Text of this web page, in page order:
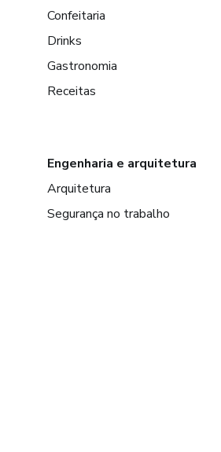
Confeitaria
Drinks
Gastronomia
Receitas
Engenharia e arquitetura
Arquitetura
Segurança no trabalho